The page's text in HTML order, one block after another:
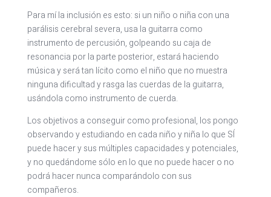
Para mí la inclusión es esto: si un niño o niña con una
parálisis cerebral severa, usa la guitarra como
instrumento de percusión, golpeando su caja de
resonancia por la parte posterior, estará haciendo
música y será tan lícito como el niño que no muestra
ninguna dificultad y rasga las cuerdas de la guitarra,
usándola como instrumento de cuerda.
Los objetivos a conseguir como profesional, los pongo
observando y estudiando en cada niño y niña lo que SÍ
puede hacer y sus múltiples capacidades y potenciales,
y no quedándome sólo en lo que no puede hacer o no
podrá hacer nunca comparándolo con sus
compañeros.